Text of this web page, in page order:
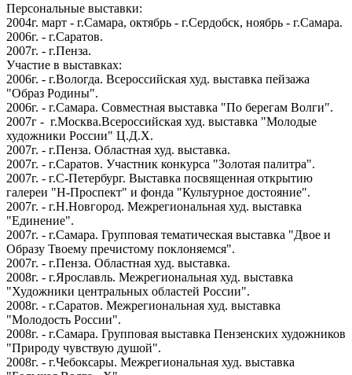
Персональные выставки:
2004г. март - г.Самара, октябрь - г.Сердобск, ноябрь - г.Самара.
2006г. - г.Саратов.
2007г. - г.Пенза.
Участие в выставках:
2006г. - г.Вологда. Всероссийская худ. выставка пейзажа
"Образ Родины".
2006г. - г.Самара. Совместная выставка "По берегам Волги".
2007г - г.Москва.Всероссийская худ. выставка "Молодые
художники России" Ц.Д.Х.
2007г. - г.Пенза. Областная худ. выставка.
2007г. - г.Саратов. Участник конкурса "Золотая палитра".
2007г. - г.С-Петербург. Выставка посвященная открытию
галереи "Н-Проспект" и фонда "Культурное достояние".
2007г. - г.Н.Новгород. Межрегиональная худ. выставка
"Единение".
2007г. - г.Самара. Групповая тематическая выставка "Двое и
Образу Твоему пречистому поклоняемся".
2007г. - г.Пенза. Областная худ. выставка.
2008г. - г.Ярославль. Межрегиональная худ. выставка
"Художники центральных областей России".
2008г. - г.Саратов. Межрегиональная худ. выставка
"Молодость России".
2008г. - г.Самара. Групповая выставка Пензенских художников
"Природу чувствую душой".
2008г. - г.Чебоксары. Межрегиональная худ. выставка